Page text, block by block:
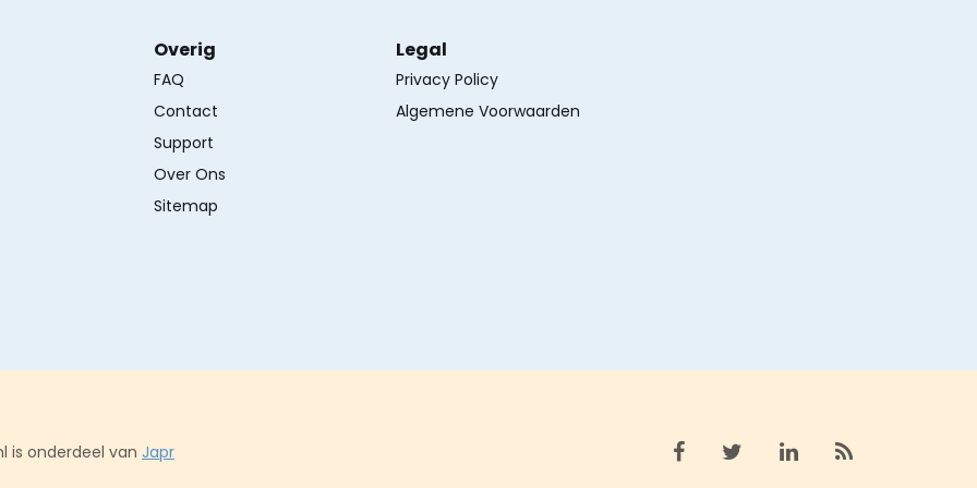
Overig
FAQ
Contact
Support
Over Ons
Sitemap
Legal
Privacy Policy
Algemene Voorwaarden
is onderdeel van Japr Bekijk facebook
Bekijk X (twitter)
Bekijk linkedin
Bekijk rss